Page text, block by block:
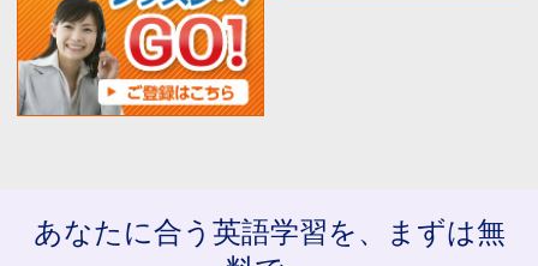
あなたに合う英語学習を、まずは無